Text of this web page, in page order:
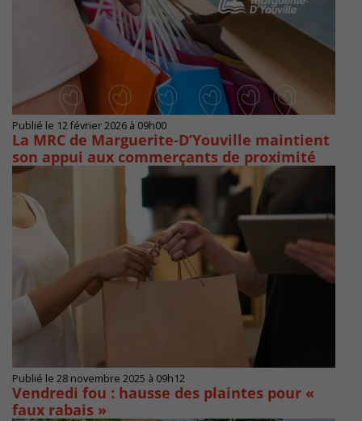
Publié le 12 février 2026 à 09h00
La MRC de Marguerite-D’Youville maintient
son appui aux commerçants de proximité
Publié le 28 novembre 2025 à 09h12
Vendredi fou : hausse des plaintes pour «
faux rabais »